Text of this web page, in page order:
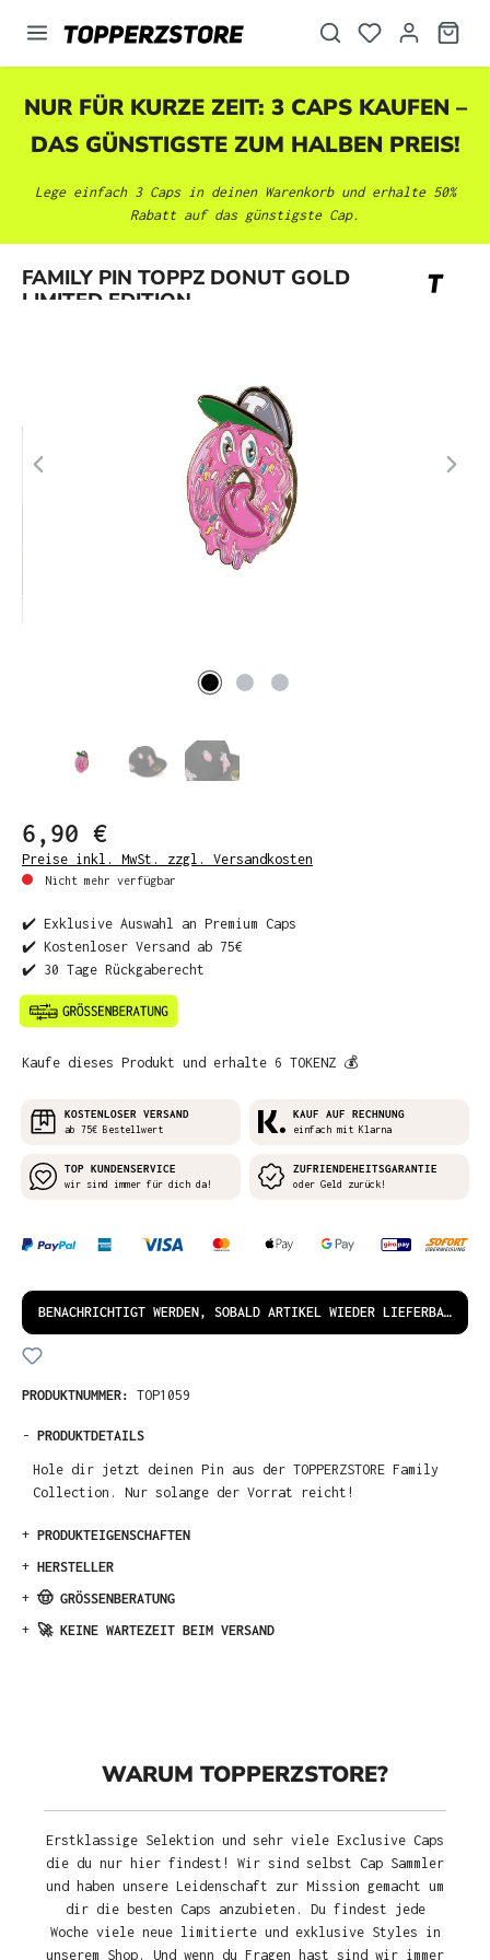
springen
NUR FÜR KURZE ZEIT: 3 CAPS KAUFEN –
DAS GÜNSTIGSTE ZUM HALBEN PREIS!
Lege einfach 3 Caps in deinen Warenkorb und erhalte 50%
Rabatt auf das günstigste Cap.
FAMILY PIN TOPPZ DONUT GOLD
LIMITED EDITION
Bildergalerie überspringen
6,90 €
Preise inkl. MwSt. zzgl. Versandkosten
Nicht mehr verfügbar
✔️ Exklusive Auswahl an Premium Caps
✔️ Kostenloser Versand ab 75€
✔️ 30 Tage Rückgaberecht
Kaufe dieses Produkt und erhalte 6 TOKENZ 💰
KOSTENLOSER VERSAND
ab 75€ Bestellwert
KAUF AUF RECHNUNG
einfach mit Klarna
TOP KUNDENSERVICE
wir sind immer für dich da!
ZUFRIENDEHEITSGARANTIE
oder Geld zurück!
BENACHRICHTIGT WERDEN, SOBALD ARTIKEL WIEDER LIEFERBAR IST!
PRODUKTNUMMER: TOP1059
- PRODUKTDETAILS
Hole dir jetzt deinen Pin aus der TOPPERZSTORE Family
Collection. Nur solange der Vorrat reicht!
+ PRODUKTEIGENSCHAFTEN
+ HERSTELLER
+ 🤠 GRÖSSENBERATUNG
+ 🚀 KEINE WARTEZEIT BEIM VERSAND
WARUM TOPPERZSTORE?
Erstklassige Selektion und sehr viele Exclusive Caps
die du nur hier findest! Wir sind selbst Cap Sammler
und haben unsere Leidenschaft zur Mission gemacht um
dir die besten Caps anzubieten. Du findest jede
Woche viele neue limitierte und exklusive Styles in
unserem Shop. Und wenn du Fragen hast sind wir immer